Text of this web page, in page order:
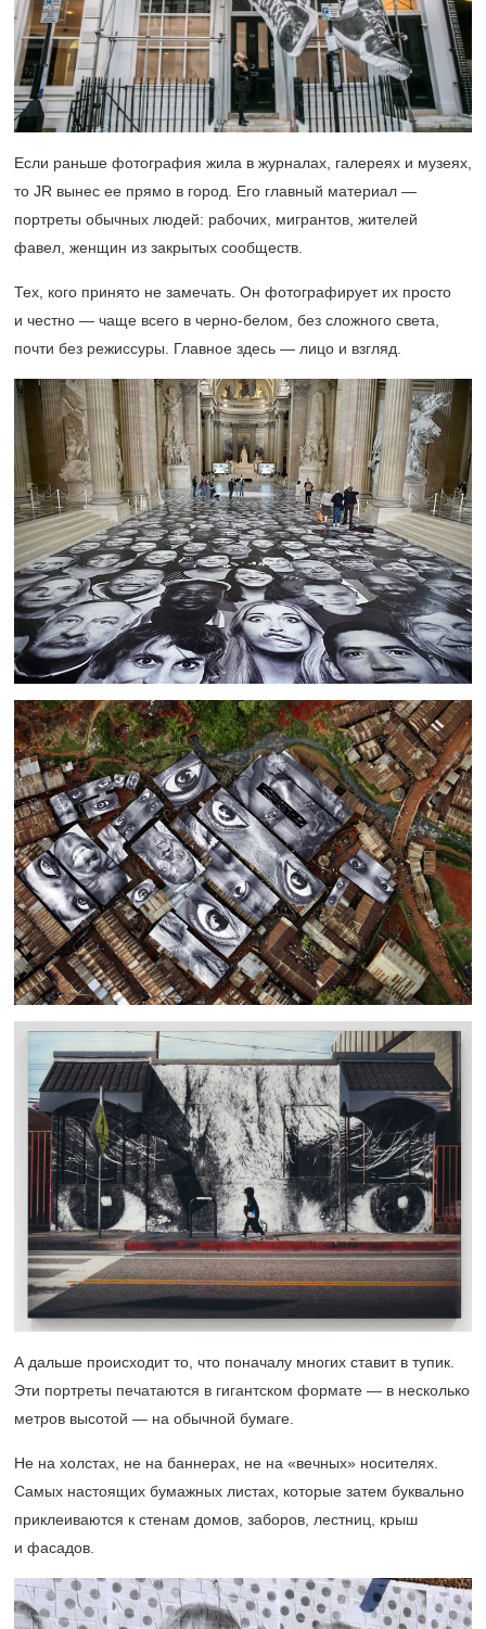
Если раньше фотография жила в журналах, галереях и музеях,
то JR вынес ее прямо в город. Его главный материал —
портреты обычных людей: рабочих, мигрантов, жителей
фавел, женщин из закрытых сообществ.
Тех, кого принято не замечать. Он фотографирует их просто
и честно — чаще всего в черно-белом, без сложного света,
почти без режиссуры. Главное здесь — лицо и взгляд.
А дальше происходит то, что поначалу многих ставит в тупик.
Эти портреты печатаются в гигантском формате — в несколько
метров высотой — на обычной бумаге.
Не на холстах, не на баннерах, не на «вечных» носителях.
Самых настоящих бумажных листах, которые затем буквально
приклеиваются к стенам домов, заборов, лестниц, крыш
и фасадов.